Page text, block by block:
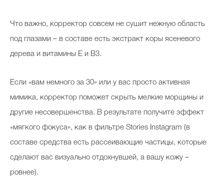
Что важно, корректор совсем не сушит нежную область
под глазами – в составе есть экстракт коры ясеневого
дерева и витамины E и B3.
Если «вам немного за 30» или у вас просто активная
мимика, корректор поможет скрыть мелкие морщины и
другие несовершенства. В результате получите эффект
«мягкого фокуса», как в фильтре Stories Instagram (в
составе средства есть рассеивающие частицы, которые
сделают вас визуально отдохнувшей, а вашу кожу –
ровнее).